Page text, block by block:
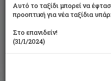
Αυτό το ταξίδι μπορεί να
προοπτική για νέα ταξίδια
Στο επανιδείν!
(31/1/2024)